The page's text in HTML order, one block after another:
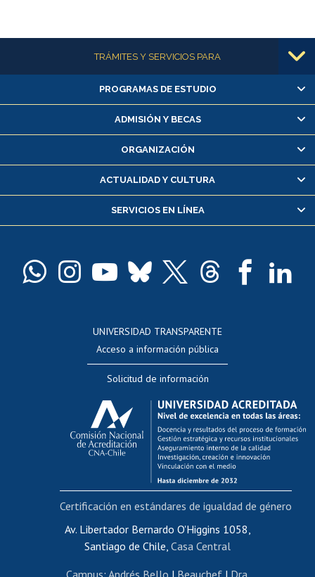
Más informaciónTRÁMITES Y SERVICIOS PARA
Alumnas/os y exalumnas/os
Matrícula en línea
Inscripción y cambio de asignaturas
Consulta y certificado de notas
Servicio médico y dental
Pago de arancel y crédito alumnos
Docentes
Evaluación docente
Calificación académica
Postulación al AUCAI
Funcionarias/os
Cursos internos de capacitación
Bienestar del personal
Portal de movilidad interna
Certificado de renta
Certificado de renta honorarios
PROGRAMAS DE ESTUDIO
ADMISIÓN Y BECAS
ORGANIZACIÓN
ACTUALIDAD Y CULTURA
SERVICIOS EN LÍNEA
UNIVERSIDAD TRANSPARENTE
Acceso a información pública
Solicitud de información
Av. Libertador Bernardo O'Higgins 1058,
Santiago de Chile, Casa Central
Certificación en estándares de igualdad de género